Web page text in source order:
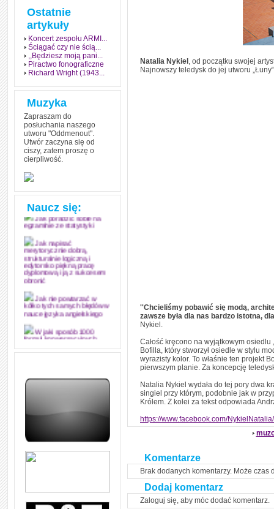
Ostatnie
artykuły
Koncert zespołu ARMI...
Ściągać czy nie ścią...
,,Będziesz moją pani...
Piractwo fonograficzne
Richard Wright (1943...
Muzyka
Zapraszam do
posłuchania naszego
utworu "Oddmenout".
Utwór zaczyna się od
ciszy, zatem proszę o
cierpliwość.
Naucz się:
Jak stworzyć fenomen
egzamin? Poznaj metody
Jak poradzić sobie na
egzaminie ze statystyki
Jak napisać
merytorycznie dobrą,
strukturalnie logiczną i
edytorsko piękną pracę
dyplomową i ją z sukcesem
obronić
Jak nie powtarzać w
kółko tych samych błędów w
nauce języka angielskiego
W jaki sposób 1000
formuł konwersacyjnych
pozwoli Ci opanować język
Angielskie przyimki
zapamiętasz
zrozumiale wytłumaczył, na
czym polega mowa zależna
(reported speech) w języku
angielskim
dłużej!
Natalia Nykiel , od początku swojej
Najnowszy teledysk do jej utworu
''Chcieliśmy pobawić się modą,
zawsze była dla nas bardzo istotna,
Nykiel.
Całość kręcono na wyjątkowym
Bofilla, który stworzył osiedle w stylu
wyrazisty kolor. To właśnie ten projekt
pierwszym planie. Za koncepcję
Natalia Nykiel wydała do tej pory dwa
singiel przy którym, podobnie jak w
Królem. Z kolei za tekst odpowiada
https://www.facebook.com/NykielNatalia/
Komentarze
Brak dodanych komentarzy. Może czas
Dodaj komentarz
Zaloguj się, aby móc dodać komentarz.